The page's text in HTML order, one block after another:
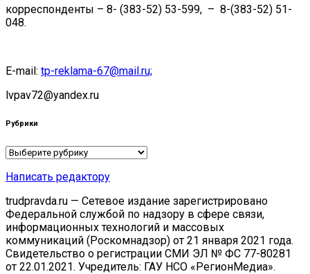
корреспонденты – 8- (383-52) 53-599, – 8-(383-52) 51-
048.
E-mail: tp-reklama-67@mail.ru;
lvpav72@yandex.ru
Рубрики
Рубрики
Написать редактору
trudpravda.ru — Сетевое издание зарегистрировано
Федеральной службой по надзору в сфере связи,
информационных технологий и массовых
коммуникаций (Роскомнадзор) от 21 января 2021 года.
Свидетельство о регистрации СМИ ЭЛ № ФС 77-80281
от 22.01.2021. Учредитель: ГАУ НСО «РегионМедиа».